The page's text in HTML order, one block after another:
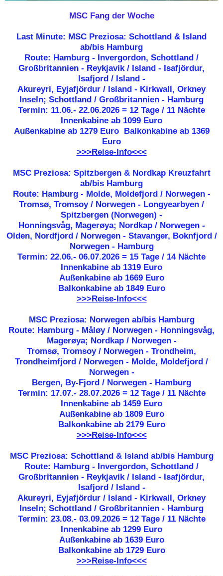
MSC Fang der Woche
Last Minute: MSC Preziosa: Schottland & Island
ab/bis Hamburg
Route: Hamburg - Invergordon, Schottland /
Großbritannien - Reykjavik / Island - Isafjördur,
Isafjord / Island -
Akureyri, Eyjafjördur / Island - Kirkwall, Orkney
Inseln; Schottland / Großbritannien - Hamburg
Termin: 11.06.- 22.06.2026 = 12 Tage / 11 Nächte
Innenkabine ab 1099 Euro
Außenkabine ab 1279 Euro Balkonkabine ab 1369
Euro
>>>Reise-Info<<<
MSC Preziosa: Spitzbergen & Nordkap Kreuzfahrt
ab/bis Hamburg
Route: Hamburg - Molde, Moldefjord / Norwegen -
Tromsø, Tromsoy / Norwegen - Longyearbyen /
Spitzbergen (Norwegen) -
Honningsvåg, Magerøya; Nordkap / Norwegen -
Olden, Nordfjord / Norwegen - Stavanger, Boknfjord /
Norwegen - Hamburg
Termin: 22.06.- 06.07.2026 = 15 Tage / 14 Nächte
Innenkabine ab 1319 Euro
Außenkabine ab 1669 Euro
Balkonkabine ab 1849 Euro
>>>Reise-Info<<<
MSC Preziosa: Norwegen ab/bis Hamburg
Route: Hamburg - Måløy / Norwegen - Honningsvåg,
Magerøya; Nordkap / Norwegen -
Tromsø, Tromsoy / Norwegen - Trondheim,
Trondheimfjord / Norwegen - Molde, Moldefjord /
Norwegen -
Bergen, By-Fjord / Norwegen - Hamburg
Termin: 17.07.- 28.07.2026 = 12 Tage / 11 Nächte
Innenkabine ab 1459 Euro
Außenkabine ab 1809 Euro
Balkonkabine ab 2179 Euro
>>>Reise-Info<<<
MSC Preziosa: Schottland & Island ab/bis Hamburg
Route: Hamburg - Invergordon, Schottland /
Großbritannien - Reykjavik / Island - Isafjördur,
Isafjord / Island -
Akureyri, Eyjafjördur / Island - Kirkwall, Orkney
Inseln; Schottland / Großbritannien - Hamburg
Termin: 23.08.- 03.09.2026 = 12 Tage / 11 Nächte
Innenkabine ab 1299 Euro
Außenkabine ab 1639 Euro
Balkonkabine ab 1729 Euro
>>>Reise-Info<<<